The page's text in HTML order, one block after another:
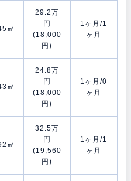
㎡
29.2万
円
(18,000
円)
1ヶ月/1
ヶ月
㎡
24.8万
円
(18,000
円)
1ヶ月/0
ヶ月
㎡
32.5万
円
(19,560
円)
1ヶ月/1
ヶ月